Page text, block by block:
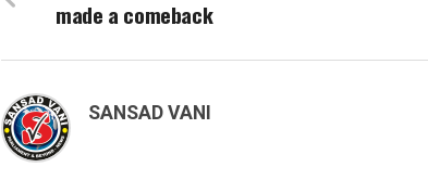
made a comeback
SANSAD VANI